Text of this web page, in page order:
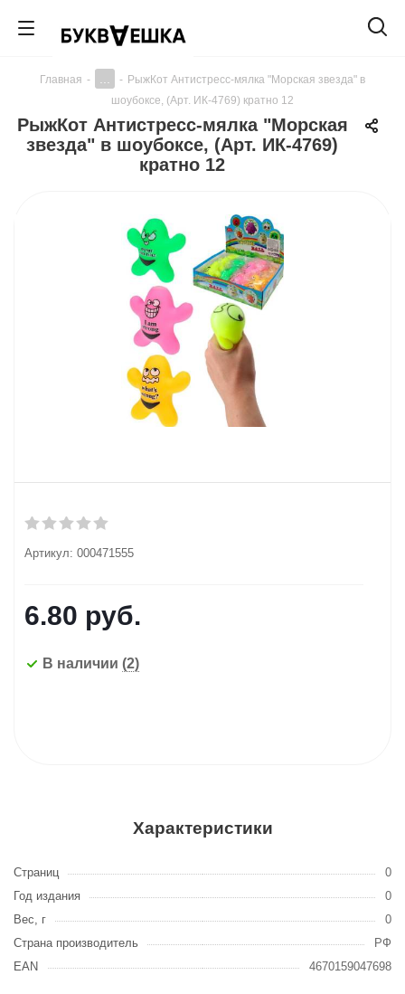
Главная - - РыжКот Антистресс-мялка "Морская звезда" в
шоубоксе, (Арт. ИК-4769) кратно 12
РыжКот Антистресс-мялка "Морская
звезда" в шоубоксе, (Арт. ИК-4769)
кратно 12
Артикул: 000471555
6.80 руб.
В наличии (2)
Характеристики
Страниц
0
Год издания
0
Вес, г
0
Страна производитель
РФ
EAN
4670159047698